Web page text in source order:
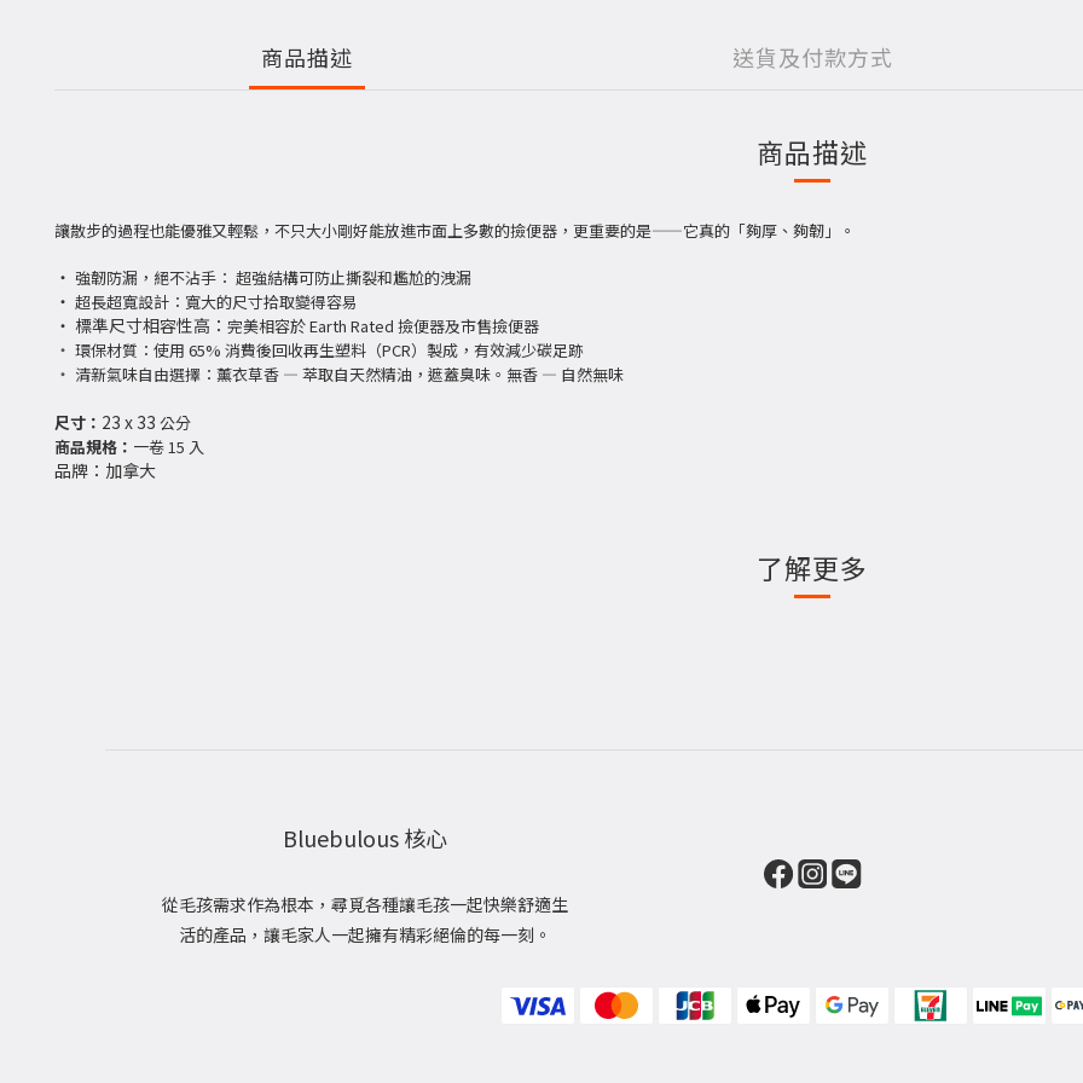
商品描述 送貨及付款方式
商品描述
讓散步的過程也能優雅又輕鬆，不只大小剛好能放進市面上多數的撿便器，更重要的是——它真的「夠厚、夠韌」。
・ 強韌防漏，絕不沾手： 超強結構可防止撕裂和尷尬的洩漏
・ 超長超寬設計：寬大的尺寸拾取變得容易
・ 標準尺寸相容性高： 完美相容於Earth Rated 撿便器及市售撿便器
・ 環保材質：使用 65% 消費後回收再生塑料（PCR）製成，有效減少碳足跡
・ 清新氣味自由選擇：薰衣草香 — 萃取自天然精油，遮蓋臭味。 無香 — 自然無味
尺寸： 23 x 33 公分
商品規格： 一卷 15 入
品牌： 加拿大
了解更多
Bluebulous 核心
從毛孩需求作為根本，尋覓各種讓毛孩一起快樂舒適生
活的產品，讓毛家人一起擁有精彩絕倫的每一刻。